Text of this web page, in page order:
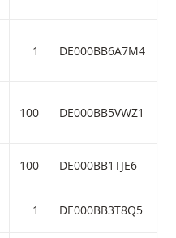
1 DE000BB6A7M4
100 DE000BB5VWZ1
100 DE000BB1TJE6
1 DE000BB3T8Q5